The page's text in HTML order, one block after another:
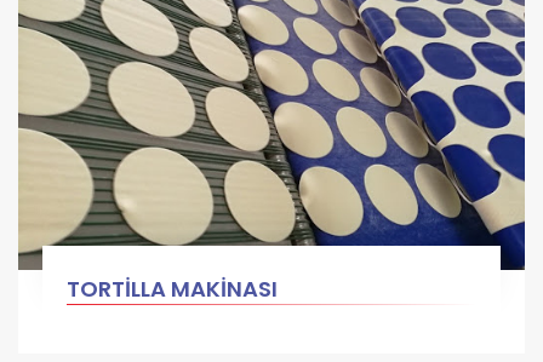
TORTİLLA MAKİNASI